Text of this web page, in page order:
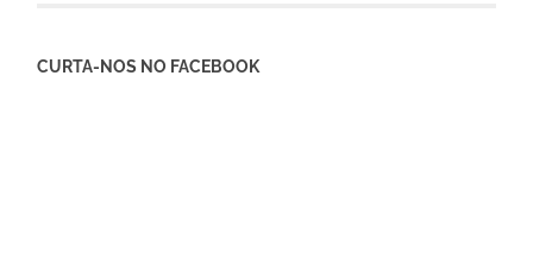
CURTA-NOS NO FACEBOOK